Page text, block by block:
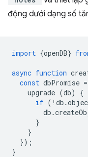
động dưới dạng số
import {openDB}
async function
const dbPromise =
upgrade (db)
{
if ( ! db .
db .
}
}
});
}